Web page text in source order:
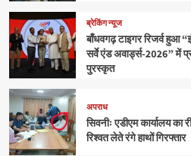
ब्रेकिंग न्यूज
बाँधवगढ़ टाइगर रिजर्व हुआ
सर्वे एंड अवार्ड्स-2026” में
पुरस्कृत
अपराध
सिवनीः एडीएम कार्यालय का
रिश्वत लेते रंगे हाथों गिरफ्तार